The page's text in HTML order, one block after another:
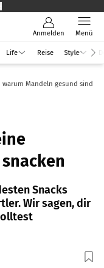
Anmelden Menü
Life Reise Style
warum Mandeln gesund sind
Snacks
Wir sagen, dir
VK / Shutterstock.com